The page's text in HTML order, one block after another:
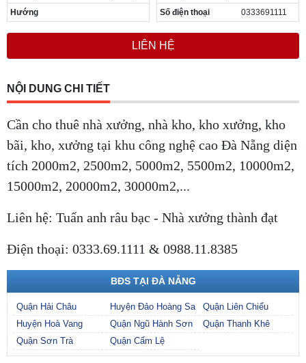
Hướng
Số điện thoại
0333691111
LIÊN HỆ
NỘI DUNG CHI TIẾT
Cần cho thuê nhà xưởng, nhà kho, kho xưởng, kho
bãi, kho, xưởng tại khu công nghệ cao Đà Nẵng diện
tích 2000m2, 2500m2, 5000m2, 5500m2, 10000m2,
15000m2, 20000m2, 30000m2,...
Liên hệ: Tuấn anh râu bạc - Nhà xưởng thành đạt
Điện thoại: 0333.69.1111 & 0988.11.8385
BĐS TẠI ĐÀ NẴNG
Quận Hải Châu Huyện Đảo Hoàng Sa
Quận Liên Chiểu
Huyện Hoà Vang
Quận Ngũ Hành Sơn
Quận Thanh Khê
Quận Sơn Trà
Quận Cẩm Lệ